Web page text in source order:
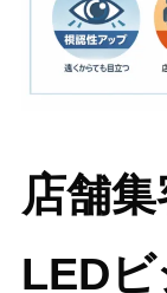
店舗集
LED